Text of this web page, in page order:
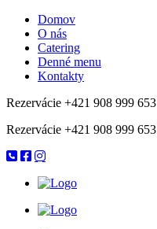
Domov
O nás
Catering
Denné menu
Kontakty
Rezervácie +421 908 999 653
Rezervácie +421 908 999 653